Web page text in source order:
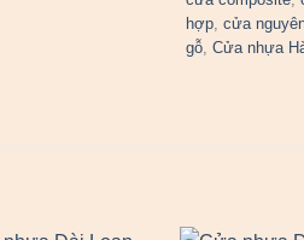
hợp,cửa
gỗ,Cửa nhựa